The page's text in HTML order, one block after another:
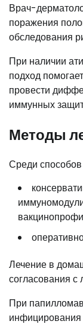
Врач-
поражения
обследования
При наличии
подход
провести
иммунных
Методы
Среди
Лечение в
согласования с
При
инфицирования